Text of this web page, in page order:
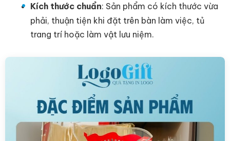
Kích thước chuẩn: Sản phẩm có kích thước vừa
phải, thuận tiện khi đặt trên bàn làm việc, tủ
trang trí hoặc làm vật lưu niệm.